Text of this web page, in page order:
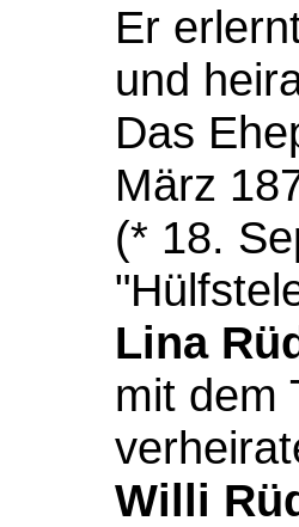
Er
und
Das
März
(* 18.
Lina
mit dem
Willi